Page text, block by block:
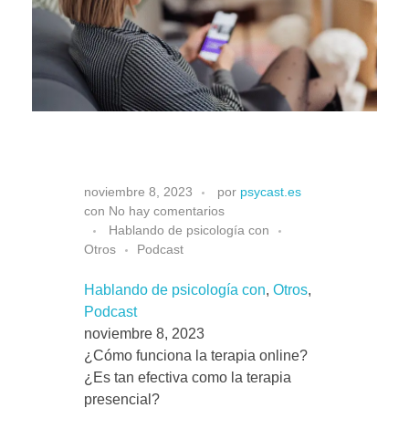
T
h
e
r
a
noviembre 8, 2023 por psycast.es
con No hay comentarios
Hablando de psicología con
Otros
Podcast
Hablando de psicología con, Otros
Podcast
noviembre 8, 2023
¿Cómo funciona la terapia online?
¿Es tan efectiva como la terapia
presencial?